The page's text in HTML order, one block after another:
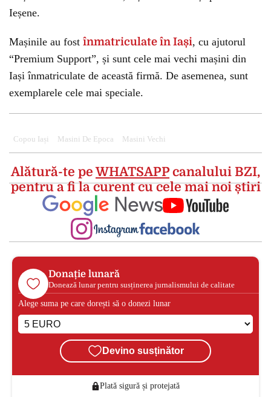
Ieșene.
Mașinile au fost înmatriculate în Iași, cu ajutorul
“Premium Support”, și sunt cele mai vechi mașini din
Iași înmatriculate de această firmă. De asemenea, sunt
exemplarele cele mai speciale.
Could not play video.
Copou Iași Masini De Epoca Masini Vechi
Alătură-te peWHATSAPPcanalului BZI,
pentru a fi la curent cu cele mai noi știri
Donație lunară
Donează lunar pentru susținerea jurnalismului de calitate
Alege suma pe care dorești să o donezi lunar
Devino susținător
Plată sigură și protejată